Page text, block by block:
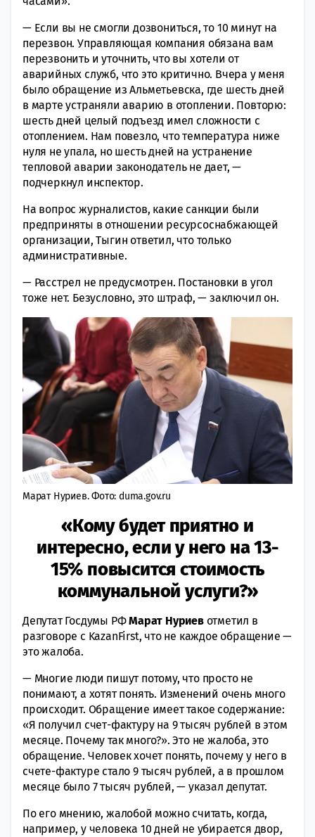
— Если вы не смогли дозвониться, то 10 минут на
перезвон. Управляющая компания обязана вам
перезвонить и уточнить, что вы хотели от
аварийных служб, что это критично. Вчера у меня
было обращение из Альметьевска, где шесть дней
в марте устраняли аварию в отоплении. Повторю:
шесть дней целый подъезд имел сложности с
отоплением. Нам повезло, что температура ниже
нуля не упала, но шесть дней на устранение
тепловой аварии законодатель не дает, —
подчеркнул инспектор.
На вопрос журналистов, какие санкции были
предприняты в отношении ресурсоснабжающей
организации, Тыгин ответил, что только
административные.
— Расстрел не предусмотрен. Постановки в угол
тоже нет. Безусловно, это штраф, — заключил он.
Марат Нуриев. Фото: duma.gov.ru
«Кому будет приятно и
интересно, если у него на 13-
15% повысится стоимость
коммунальной услуги?»
Депутат Госдумы РФМарат Нуриевотметил в
разговоре с KazanFirst, что не каждое обращение —
это жалоба.
— Многие люди пишут потому, что просто не
понимают, а хотят понять. Изменений очень много
происходит. Обращение имеет такое содержание:
«Я получил счет-фактуру на 9 тысяч рублей в этом
месяце. Почему так много?». Это не жалоба, это
обращение. Человек хочет понять, почему у него в
счете-фактуре стало 9 тысяч рублей, а в прошлом
месяце было 7 тысяч рублей, — указал депутат.
По его мнению, жалобой можно считать, когда,
например, у человека 10 дней не убирается двор,